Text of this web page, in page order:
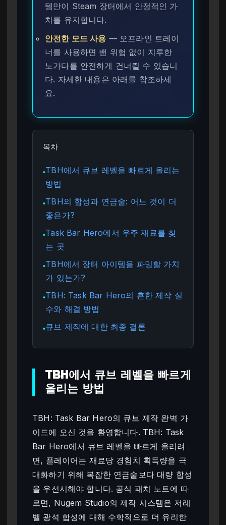
템만이 Steam 장터에서 안정적인 가
치를 유지합니다.
안전한 모드 사용 — 오프라인 트레이
너를 사용하면 밴 위험 없이 지루한
노가다를 안전하게 건너뛸 수 있습니
다. 자세한 내용은 아래를 참조하세
요.
목차
●TBH에서 큐브 레벨을 빠르게 올리는
방법
●TBH의 합성과 연금술: 어느 것이 더
좋은가?
●Task Bar Hero에서 우주 재료를 찾
는 곳
●TBH에서 장터 아이템을 파밍할 가치
가 있는가?
●TBH: Task Bar Hero의 흔한 제작 실
수와 해결 방법
●큐브 제작에 대한 최종 결론
TBH에서 큐브 레벨을 빠르게
올리는 방법
TBH: Task Bar Hero의 큐브 제작 완벽 가
이드에 오신 것을 환영합니다. TBH: Task
Bar Hero에서 큐브 레벨을 빠르게 올리려
면, 플레이어는 재료당 경험치 획득량을 극
대화하기 위해 복잡한 연금술보다 대량 합성
을 우선시해야 합니다. 공식 패치 노트에 따
르면, Nugem Studio의 제작 시스템은 저레
벨 광석 합성에 대해 수학적으로 더 유리한